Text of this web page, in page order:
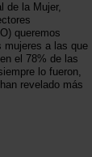
de la Mujer,
queremos
mujeres a las que
el 78% de las
lo fueron,
revelado más